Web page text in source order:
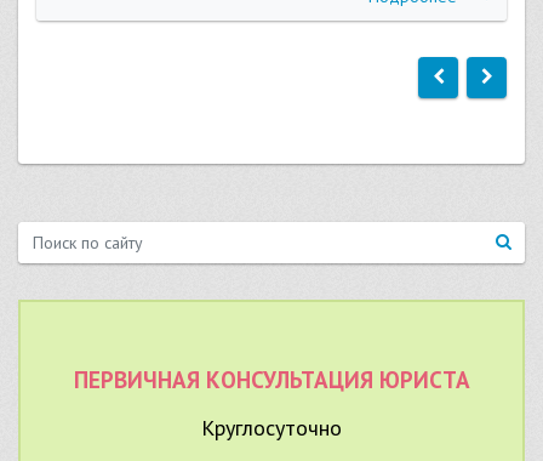
ПЕРВИЧНАЯ КОНСУЛЬТАЦИЯ ЮРИСТА
Круглосуточно